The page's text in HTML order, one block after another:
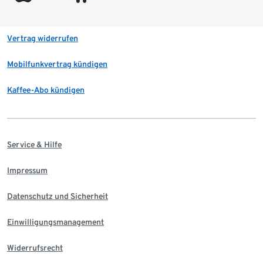
Vertrag widerrufen
Mobilfunkvertrag kündigen
Kaffee-Abo kündigen
Service & Hilfe
Impressum
Datenschutz und Sicherheit
Einwilligungsmanagement
Widerrufsrecht